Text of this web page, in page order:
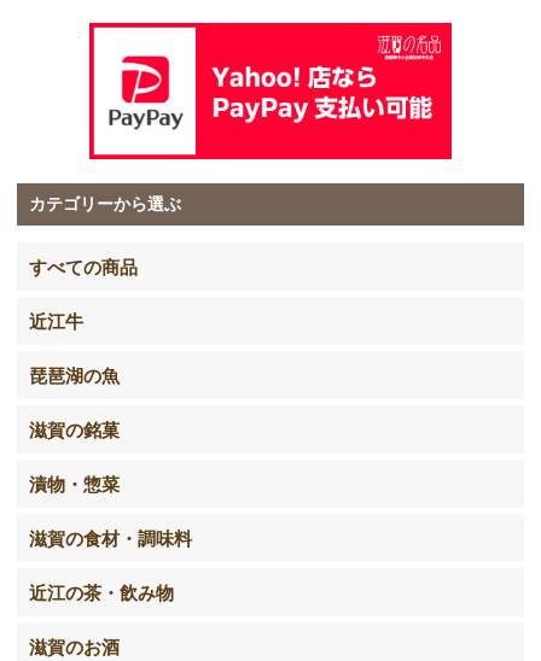
カテゴリーから選ぶ
すべての商品
近江牛
琵琶湖の魚
滋賀の銘菓
漬物・惣菜
滋賀の食材・調味料
近江の茶・飲み物
滋賀のお酒